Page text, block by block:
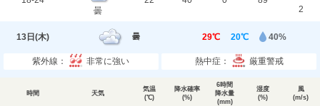
曇
2
13日(木) 曇 29℃ 20℃ 40%
紫外線： 非常に強い 熱中症： 厳重警戒
時間 天気
気温
(℃)
降水確率
(%)
6時間
降水量
(mm)
湿度
(%)
風
(m/s)